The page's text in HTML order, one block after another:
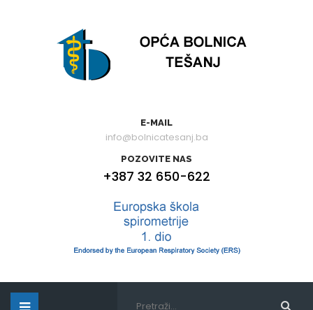
E-MAIL
info@bolnicatesanj.ba
POZOVITE NAS
+387 32 650-622